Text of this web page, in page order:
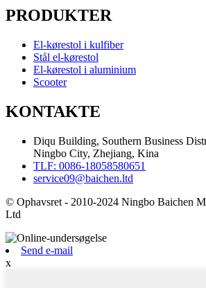
PRODUKTER
El-kørestol i kulfiber
Stål el-kørestol
El-kørestol i aluminium
Scooter
KONTAKTE
Diqu Building, Southern Business
Ningbo City, Zhejiang, Kina
TLF: 0086-18058580651
service09@baichen.ltd
© Ophavsret - 2010-2024 Ningbo Baichen
Ltd
Send e-mail
x